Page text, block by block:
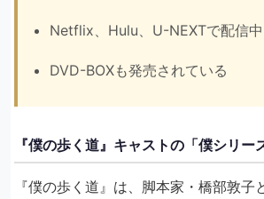
Netflix、Hulu、U-NEXTで配信中
DVD-BOXも発売されている
『僕の歩く道』キャストの「僕シリー
『僕の歩く道』は、脚本家・橋部敦子